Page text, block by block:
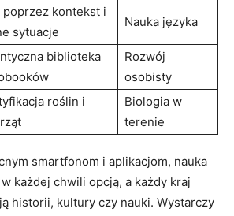
poprzez kontekst i
⁤sytuacje
Nauka języka
biblioteka
Rozwój
osobisty
roślin i
Biologia⁣ w
terenie
smartfonom​ i aplikacjom, nauka
każdej chwili opcją, a każdy kraj
historii, ⁢kultury⁢ czy nauki. Wystarczy